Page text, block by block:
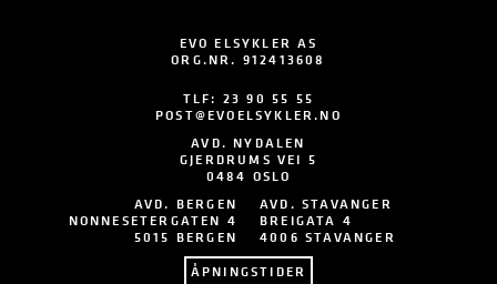
EVO ELSYKLER AS
ORG.NR. 912413608
TLF: 23 90 55 55
POST@EVOELSYKLER.NO
AVD. NYDALEN
GJERDRUMS VEI 5
0484 OSLO
AVD. BERGEN
NONNESETERGATEN 4
5015 BERGEN
AVD. STAVANGER
BREIGATA 4
4006 STAVANGER
ÅPNINGSTIDER